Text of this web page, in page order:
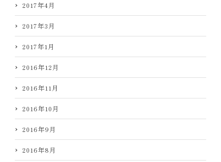
2017年4月
2017年3月
2017年1月
2016年12月
2016年11月
2016年10月
2016年9月
2016年8月